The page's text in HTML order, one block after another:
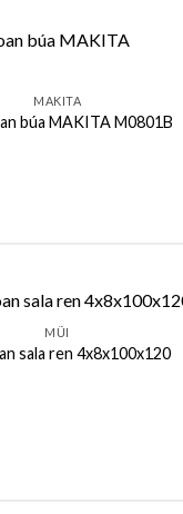
MAKITA
búa MAKITA M0801B
MŨI
sala ren 4x8x100x120